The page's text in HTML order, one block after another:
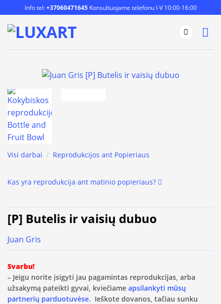
to
content
Info tel:+37060471645Konsultuojame telefonu I-V 10:00-16:00
Visi darbai / Reprodukcijos ant Popieriaus
Kas yra reprodukcija ant matinio popieriaus?
[P] Butelis ir vaisių dubuo
Juan Gris
Svarbu!
– Jeigu norite įsigyti jau pagamintas reprodukcijas, arba
užsakymą pateikti gyvai, kviečiame apsilankyti mūsų
partnerių parduotuvėse. Ieškote dovanos, tačiau sunku